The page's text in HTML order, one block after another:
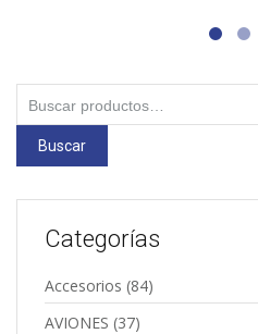
por:
Buscar
Categorías
Accesorios (84)
AVIONES (37)